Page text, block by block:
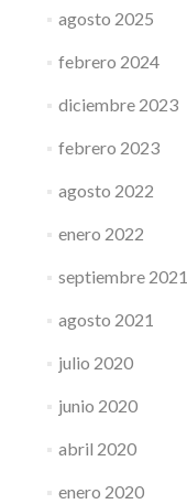
agosto 2025
febrero 2024
diciembre 2023
febrero 2023
agosto 2022
enero 2022
septiembre 2021
agosto 2021
julio 2020
junio 2020
abril 2020
enero 2020